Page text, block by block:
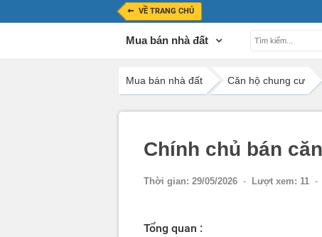
VỀ TRANG CHỦ
Mua bán nhà đất
Mua bán nhà đất Căn hộ chung cư
Chính chủ bán
Thời gian: 29/05/2026 - Lượt xem: 11 -
Tổng quan :